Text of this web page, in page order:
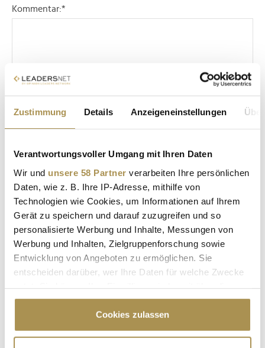
Zustimmung Details Anzeigeneinstellungen
Verantwortungsvoller Umgang mit Ihren Daten
Wir und unsere 58 Partner verarbeiten Ihre persönlichen
Daten, wie z. B. Ihre IP-Adresse, mithilfe von
Technologien wie Cookies, um Informationen auf Ihrem
Gerät zu speichern und darauf zuzugreifen und so
personalisierte Werbung und Inhalte, Messungen von
Werbung und Inhalten, Zielgruppenforschung sowie
Entwicklung von Angeboten zu ermöglichen. Sie
entscheiden darüber, wer Ihre Daten für welche Zwecke
Cookie-Erklärung oder durch Klicken auf das Privacy
Trigger Symbol ändern oder widerrufen
Cookies zulassen
Kommentar:*
Sicherheitscode bestätigen:
ABSENDEN
* Pflichtfelder.
LEADERSNET.TV
LAUTSCHALTEN